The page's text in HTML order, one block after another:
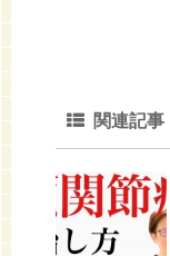
関連記事